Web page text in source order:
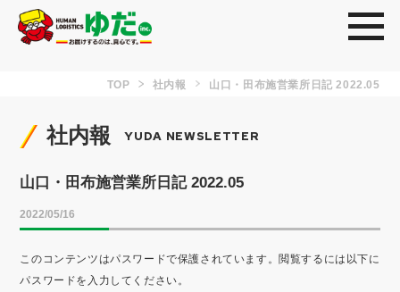
TOP 社内報 山口・田布施営業所日記 2022.05
社内報 YUDA NEWSLETTER
山口・田布施営業所日記 2022.05
2022/05/16
このコンテンツはパスワードで保護されています。閲覧するには以下に
パスワードを入力してください。